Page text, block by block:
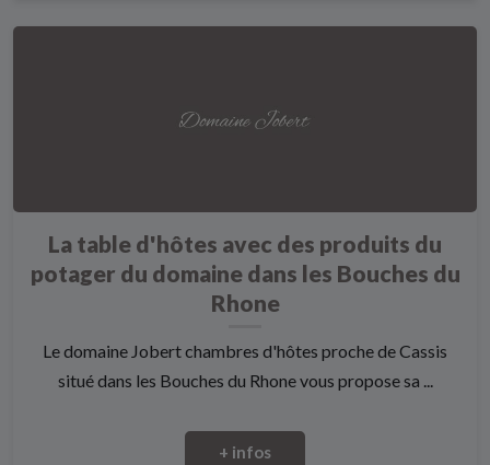
La table d'hôtes avec des produits du
potager du domaine dans les Bouches du
Rhone
Le domaine Jobert chambres d'hôtes proche de Cassis
situé dans les Bouches du Rhone vous propose sa ...
+ infos